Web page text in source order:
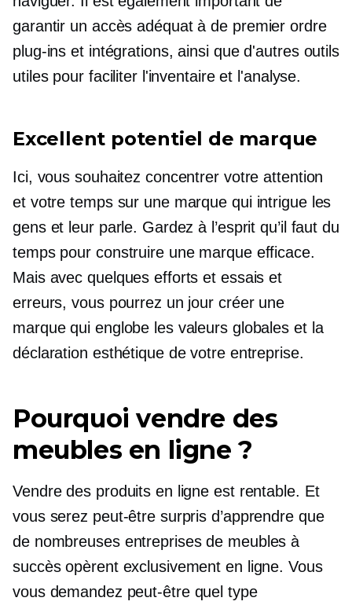
garantir un accès adéquat àde premier ordre
plug-ins et intégrations, ainsi que d'autres outils
utiles pour faciliter l'inventaire et l'analyse.
Excellent potentiel de marque
Ici, vous souhaitez concentrer votre attention
et votre temps sur une marque qui intrigue les
gens et leur parle. Gardez à l’esprit qu’il faut du
temps pour construire une marque efficace.
Mais avec quelques efforts et essais et
erreurs, vous pourrez un jour créer une
marque qui englobe les valeurs globales et la
déclaration esthétique de votre entreprise.
Pourquoi vendre des
meubles en ligne ?
Vendre des produits en ligne est rentable. Et
vous serez peut-être surpris d’apprendre que
de nombreuses entreprises de meubles à
succès opèrent exclusivement en ligne. Vous
vous demandez peut-être quel type